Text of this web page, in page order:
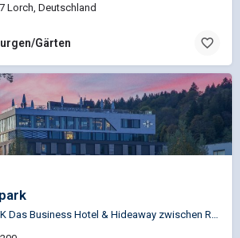
Lorch, Deutschland
Gärten